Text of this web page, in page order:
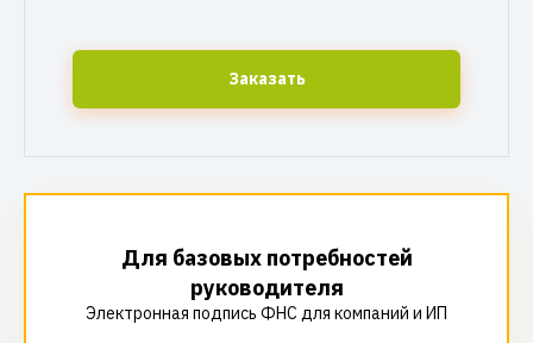
Заказать
Для базовых потребностей
руководителя
Электронная подпись ФНС для компаний и ИП